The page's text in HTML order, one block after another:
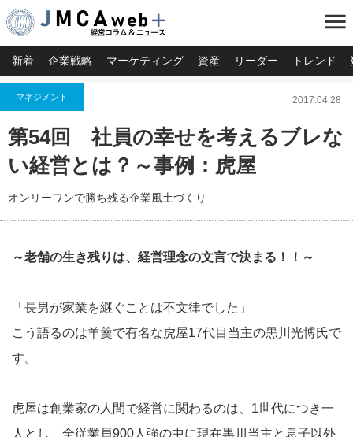
menu
新着 企業戦略 マーケティング 資産 リーダー トレンド
マネジメント 2017.04.28
第54回 社員の幸せを考えるブレな
い経営とは？～事例：虎屋
オンリーワンで勝ち残る企業風土づくり
～老舗の生き残りは、経営理念の文言で決まる！！～
「長男が家業を継ぐことは不文律でした」
こう語るのは羊羹で有名な虎屋17代目当主の黒川光博氏で
す。
虎屋は創業家の人間で経営に関わるのは、1世代につき一
人とし、全従業員900人強の中に現在黒川当主と息子以外